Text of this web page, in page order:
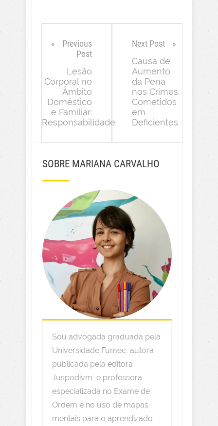
Previous
Post
Lesão
Corporal no
Âmbito
Doméstico
e Familiar:
Responsabilidade
Next Post
Causa de
Aumento
da Pena
nos Crimes
Cometidos
em
Deficientes
SOBRE MARIANA CARVALHO
Sou advogada graduada pela
Universidade Fumec, autora
publicada pela editora
Juspodivm, e professora
especializada no Exame de
Ordem e no uso de mapas
mentais para o aprendizado